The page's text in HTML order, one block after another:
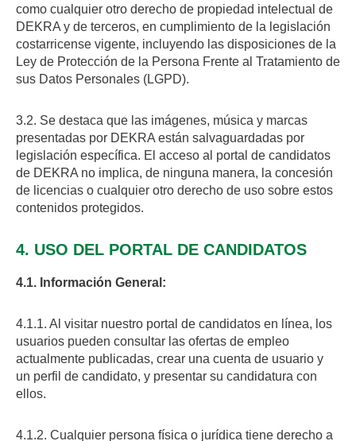
como cualquier otro derecho de propiedad intelectual de
DEKRA y de terceros, en cumplimiento de la legislación
costarricense vigente, incluyendo las disposiciones de la
Ley de Protección de la Persona Frente al Tratamiento de
sus Datos Personales (LGPD).
3.2. Se destaca que las imágenes, música y marcas
presentadas por DEKRA están salvaguardadas por
legislación específica. El acceso al portal de candidatos
de DEKRA no implica, de ninguna manera, la concesión
de licencias o cualquier otro derecho de uso sobre estos
contenidos protegidos.
4. USO DEL PORTAL DE CANDIDATOS
4.1. Información General:
4.1.1. Al visitar nuestro portal de candidatos en línea, los
usuarios pueden consultar las ofertas de empleo
actualmente publicadas, crear una cuenta de usuario y
un perfil de candidato, y presentar su candidatura con
ellos.
4.1.2. Cualquier persona física o jurídica tiene derecho a